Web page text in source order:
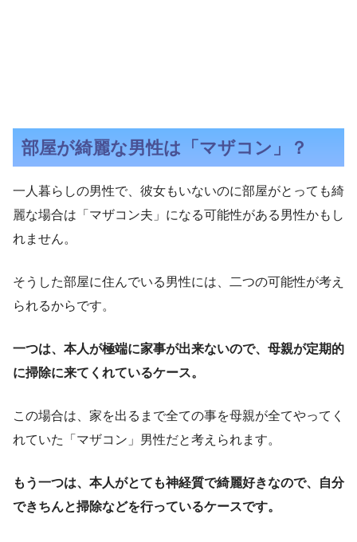
部屋が綺麗な男性は「マザコン」？
一人暮らしの男性で、彼女もいないのに部屋がとっても綺
麗な場合は「マザコン夫」になる可能性がある男性かもし
れません。
そうした部屋に住んでいる男性には、二つの可能性が考え
られるからです。
一つは、本人が極端に家事が出来ないので、母親が定期的
に掃除に来てくれているケース。
この場合は、家を出るまで全ての事を母親が全てやってく
れていた「マザコン」男性だと考えられます。
もう一つは、本人がとても神経質で綺麗好きなので、自分
できちんと掃除などを行っているケースです。